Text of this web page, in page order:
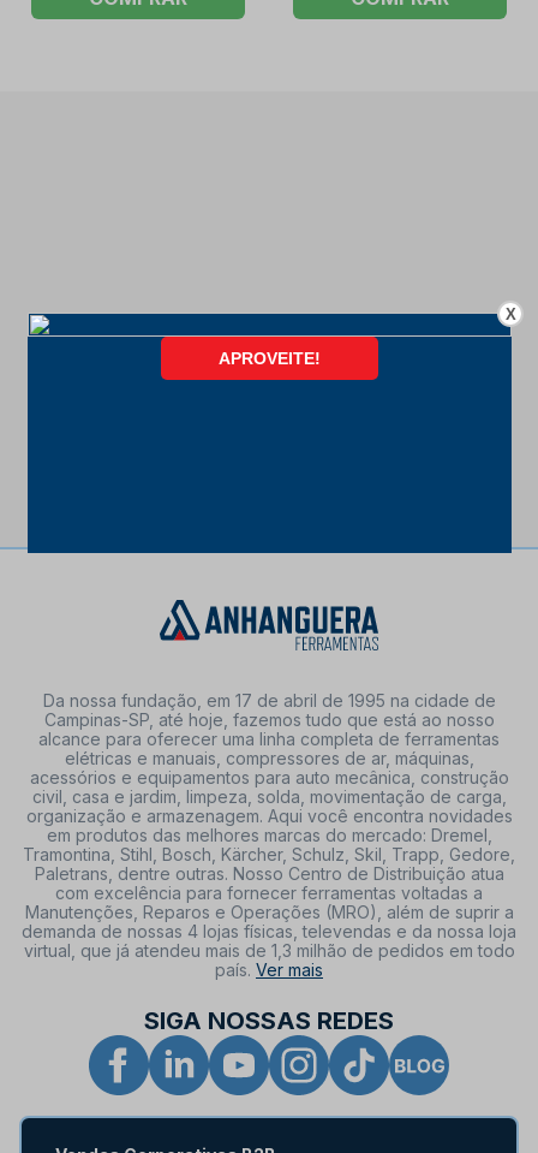
FORMAS DE PAGAMENTO
Da nossa fundação, em 17 de abril de 1995 na cidade de
Campinas-SP, até hoje, fazemos tudo que está ao nosso
alcance para oferecer uma linha completa de ferramentas
elétricas e manuais, compressores de ar, máquinas,
acessórios e equipamentos para auto mecânica, construção
civil, casa e jardim, limpeza, solda, movimentação de carga,
organização e armazenagem. Aqui você encontra novidades
em produtos das melhores marcas do mercado: Dremel,
Tramontina, Stihl, Bosch, Kärcher, Schulz, Skil, Trapp, Gedore,
Paletrans, dentre outras. Nosso Centro de Distribuição atua
com excelência para fornecer ferramentas voltadas a
Manutenções, Reparos e Operações (MRO), além de suprir a
demanda de nossas 4 lojas físicas, televendas e da nossa loja
virtual, que já atendeu mais de 1,3 milhão de pedidos em todo
país. Ver mais
SIGA NOSSAS REDES
X